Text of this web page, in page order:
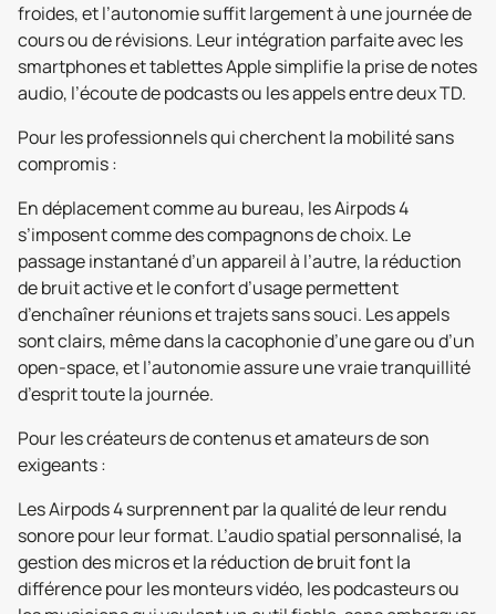
froides, et l’autonomie suffit largement à une journée de
cours ou de révisions. Leur intégration parfaite avec les
smartphones et tablettes Apple simplifie la prise de notes
audio, l’écoute de podcasts ou les appels entre deux TD.
Pour les professionnels qui cherchent la mobilité sans
compromis :
En déplacement comme au bureau, les Airpods 4
s’imposent comme des compagnons de choix. Le
passage instantané d’un appareil à l’autre, la réduction
de bruit active et le confort d’usage permettent
d’enchaîner réunions et trajets sans souci. Les appels
sont clairs, même dans la cacophonie d’une gare ou d’un
open-space, et l’autonomie assure une vraie tranquillité
d’esprit toute la journée.
Pour les créateurs de contenus et amateurs de son
exigeants :
Les Airpods 4 surprennent par la qualité de leur rendu
sonore pour leur format. L’audio spatial personnalisé, la
gestion des micros et la réduction de bruit font la
différence pour les monteurs vidéo, les podcasteurs ou